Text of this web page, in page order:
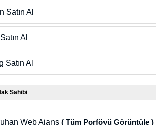
Satın Al
Al
Satın Al
Sahibi
Web Ajans( Tüm Porföyü Görüntüle )